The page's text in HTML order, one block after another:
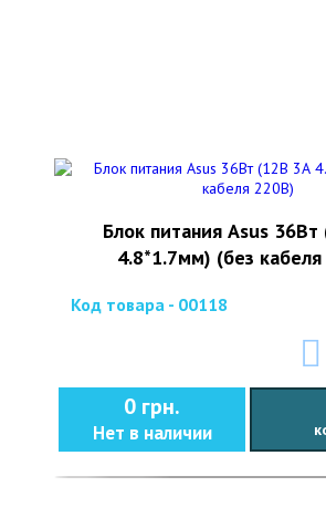
Блок питания Asus
4.8*1.7мм) (без
Код товара - 00118
0 грн.
Нет в наличии